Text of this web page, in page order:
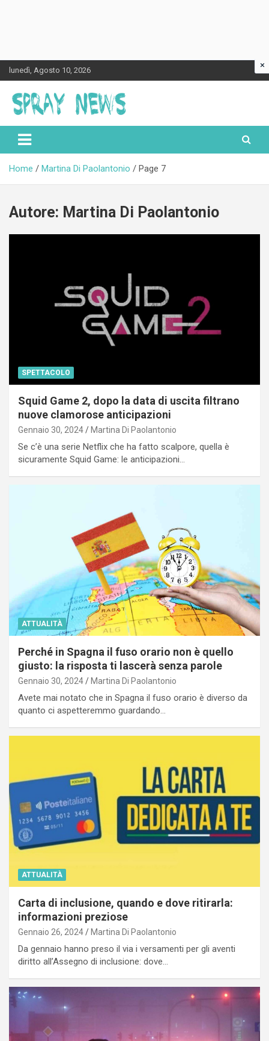
Skip
to
content
lunedì, Agosto 10, 2026
Spraynews.it
Home Martina Di Paolantonio Page 7
Autore: Martina Di Paolantonio
SPETTACOLO
Squid Game 2, dopo la data di uscita filtrano
nuove clamorose anticipazioni
Gennaio 30, 2024 Martina Di Paolantonio
Se c’è una serie Netflix che ha fatto scalpore, quella è
sicuramente Squid Game: le anticipazioni…
ATTUALITÀ
Perché in Spagna il fuso orario non è quello
giusto: la risposta ti lascerà senza parole
Gennaio 30, 2024 Martina Di Paolantonio
Avete mai notato che in Spagna il fuso orario è diverso da
quanto ci aspetteremmo guardando…
ATTUALITÀ
Carta di inclusione, quando e dove ritirarla:
informazioni preziose
Gennaio 26, 2024 Martina Di Paolantonio
Da gennaio hanno preso il via i versamenti per gli aventi
diritto all’Assegno di inclusione: dove…
×